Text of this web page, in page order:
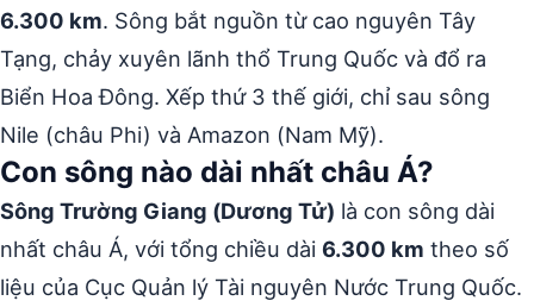
6.300 km. Sông bắt nguồn từ cao nguyên Tây
Tạng, chảy xuyên lãnh thổ Trung Quốc và đổ ra
Biển Hoa Đông. Xếp thứ 3 thế giới, chỉ sau sông
Nile (châu Phi) và Amazon (Nam Mỹ).
Con sông nào dài nhất châu Á?
Sông Trường Giang (Dương Tử) là con sông dài
nhất châu Á, với tổng chiều dài 6.300 km theo số
liệu của Cục Quản lý Tài nguyên Nước Trung Quốc.